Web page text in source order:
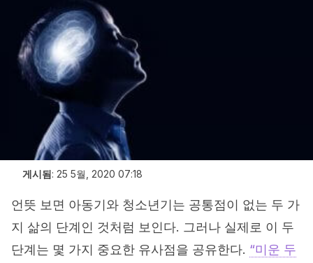
게시됨: 25 5월, 2020 07:18
언뜻 보면 아동기와 청소년기는 공통점이 없는 두 가
지 삶의 단계인 것처럼 보인다. 그러나 실제로 이 두
단계는 몇 가지 중요한 유사점을 공유한다. “미운 두